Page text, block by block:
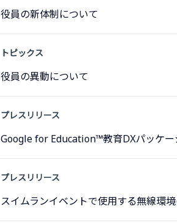
役員の新体制について
トピックス
役員の異動について
プレスリリース
Google for Education™教育DXパッケ
プレスリリース
スイムランイベントで使用する無線環